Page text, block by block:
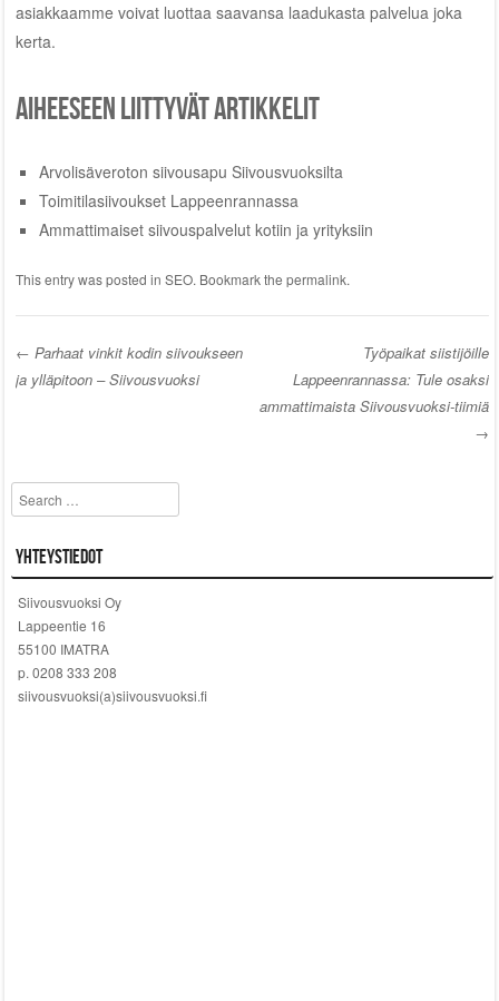
asiakkaamme voivat luottaa saavansa laadukasta palvelua joka
kerta.
Aiheeseen liittyvät artikkelit
Arvolisäveroton siivousapu Siivousvuoksilta
Toimitilasiivoukset Lappeenrannassa
Ammattimaiset siivouspalvelut kotiin ja yrityksiin
This entry was posted in SEO. Bookmark the permalink.
Post navigation
← Parhaat vinkit kodin siivoukseen
ja ylläpitoon – Siivousvuoksi
Työpaikat siistijöille
Lappeenrannassa: Tule osaksi
ammattimaista Siivousvuoksi-tiimiä
→
Search
Yhteystiedot
Siivousvuoksi Oy
Lappeentie 16
55100 IMATRA
p. 0208 333 208
siivousvuoksi(a)siivousvuoksi.fi